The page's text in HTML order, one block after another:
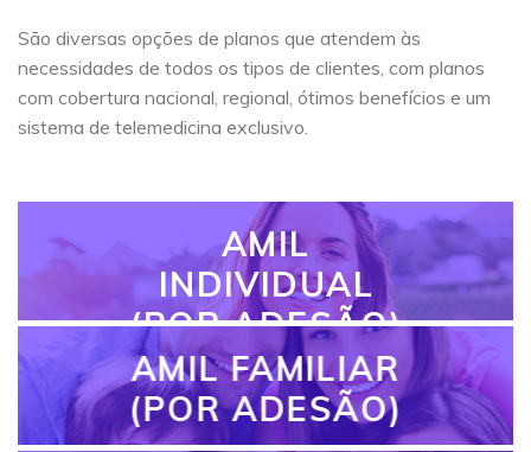
São diversas opções de planos que atendem às
necessidades de todos os tipos de clientes, com planos
com cobertura nacional, regional, ótimos benefícios e um
sistema de telemedicina exclusivo.
AMIL
INDIVIDUAL
(POR ADESÃO)
AMIL FAMILIAR
(POR ADESÃO)